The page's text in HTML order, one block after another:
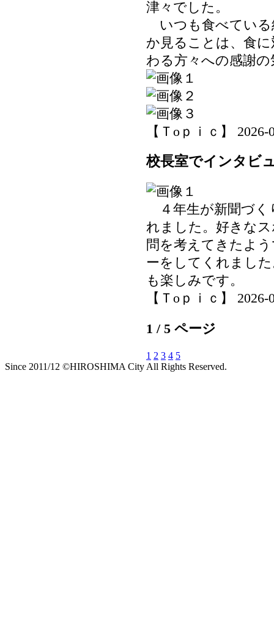
津々でした。
いつも食べている
か見ることは、食
わる方々への感謝
【Ｔoｐｉｃ】 2026-
校長室でインタビ
４年生が新聞づく
れました。好きな
問を考えてきたよ
ーをしてくれまし
も楽しみです。
【Ｔoｐｉｃ】 2026-
1 / 5 ページ
1 2 3 4 5
Since 2011/12 ©HIROSHIMA City All Rights Reserved.